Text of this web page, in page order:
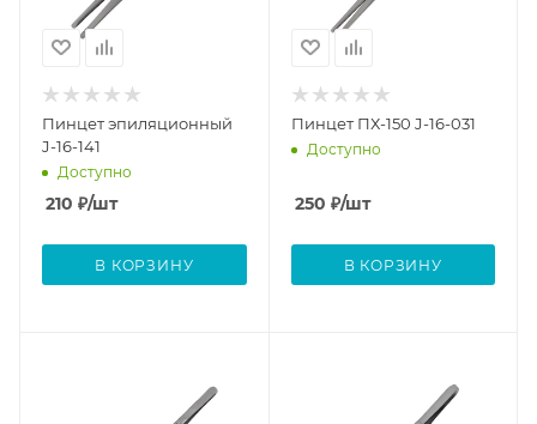
Пинцет эпиляционный
J-16-141
Доступно
210 ₽/шт
В КОРЗИНУ
Пинцет ПХ-150 J-16-031
Доступно
250 ₽/шт
В КОРЗИНУ